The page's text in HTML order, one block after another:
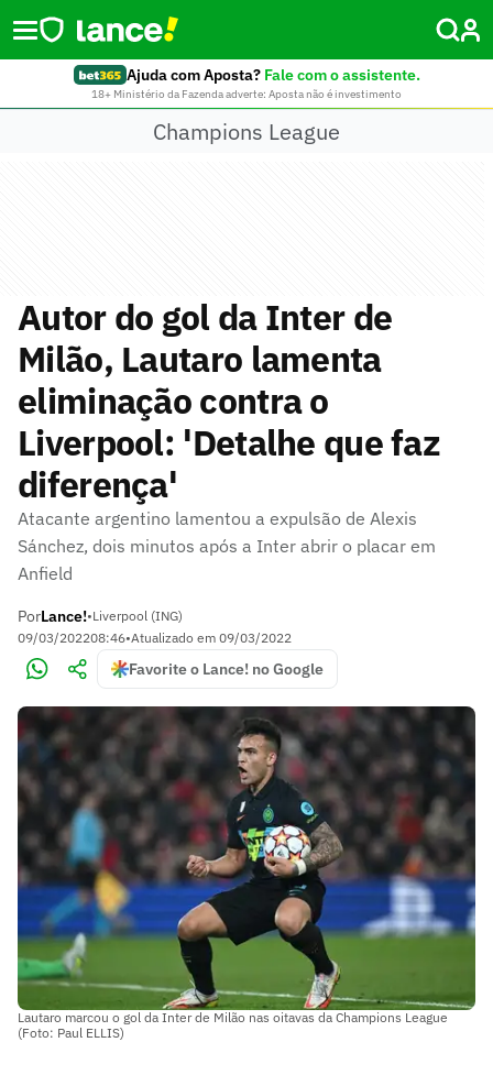
Ajuda com Aposta? Fale com o assistente.
18+ Ministério da Fazenda adverte: Aposta não é investimento
Champions League
Autor do gol da Inter de
Milão, Lautaro lamenta
eliminação contra o
Liverpool: 'Detalhe que faz
diferença'
Atacante argentino lamentou a expulsão de Alexis
Sánchez, dois minutos após a Inter abrir o placar em
Anfield
PorLance!•Liverpool (ING)
09/03/202208:46•Atualizado em 09/03/2022
Favorite o Lance! no Google
Lautaro marcou o gol da Inter de Milão nas oitavas da Champions League
(Foto: Paul ELLIS)